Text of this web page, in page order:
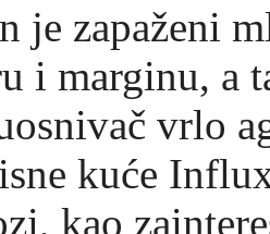
je zapaženi
i marginu, a
vrlo
kuće
kao